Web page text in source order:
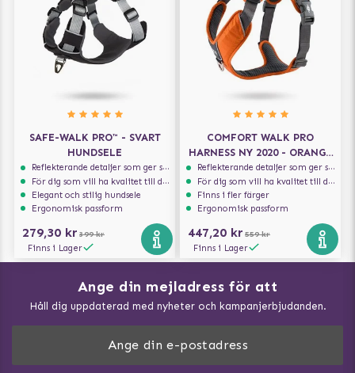
SAFE-WALK PRO™ - SVART
HUNDSELE
Reflekterande detaljer som ger synlighet i svagt ljus
För dig som vill ha kvalitet till din hund!
Elegant och stilig hundsele
Ergonomisk passform
279,30 kr 399 kr
Finns i Lager
COMFORT WALK PRO
HARNESS NY 2020 - ORANGE
SUN
Reflekterande detaljer som ger synlighet i svagt ljus
För dig som vill ha kvalitet till din hund!
Finns i fler färger
Ergonomisk passform
447,20 kr 559 kr
Finns i Lager
Ange din mejladress för att
Håll dig uppdaterad med nyheter och kampanjerbjudanden.
DogArtist.se drivs av:
Vad kan hundar äta?
Träna Nose Work hemma